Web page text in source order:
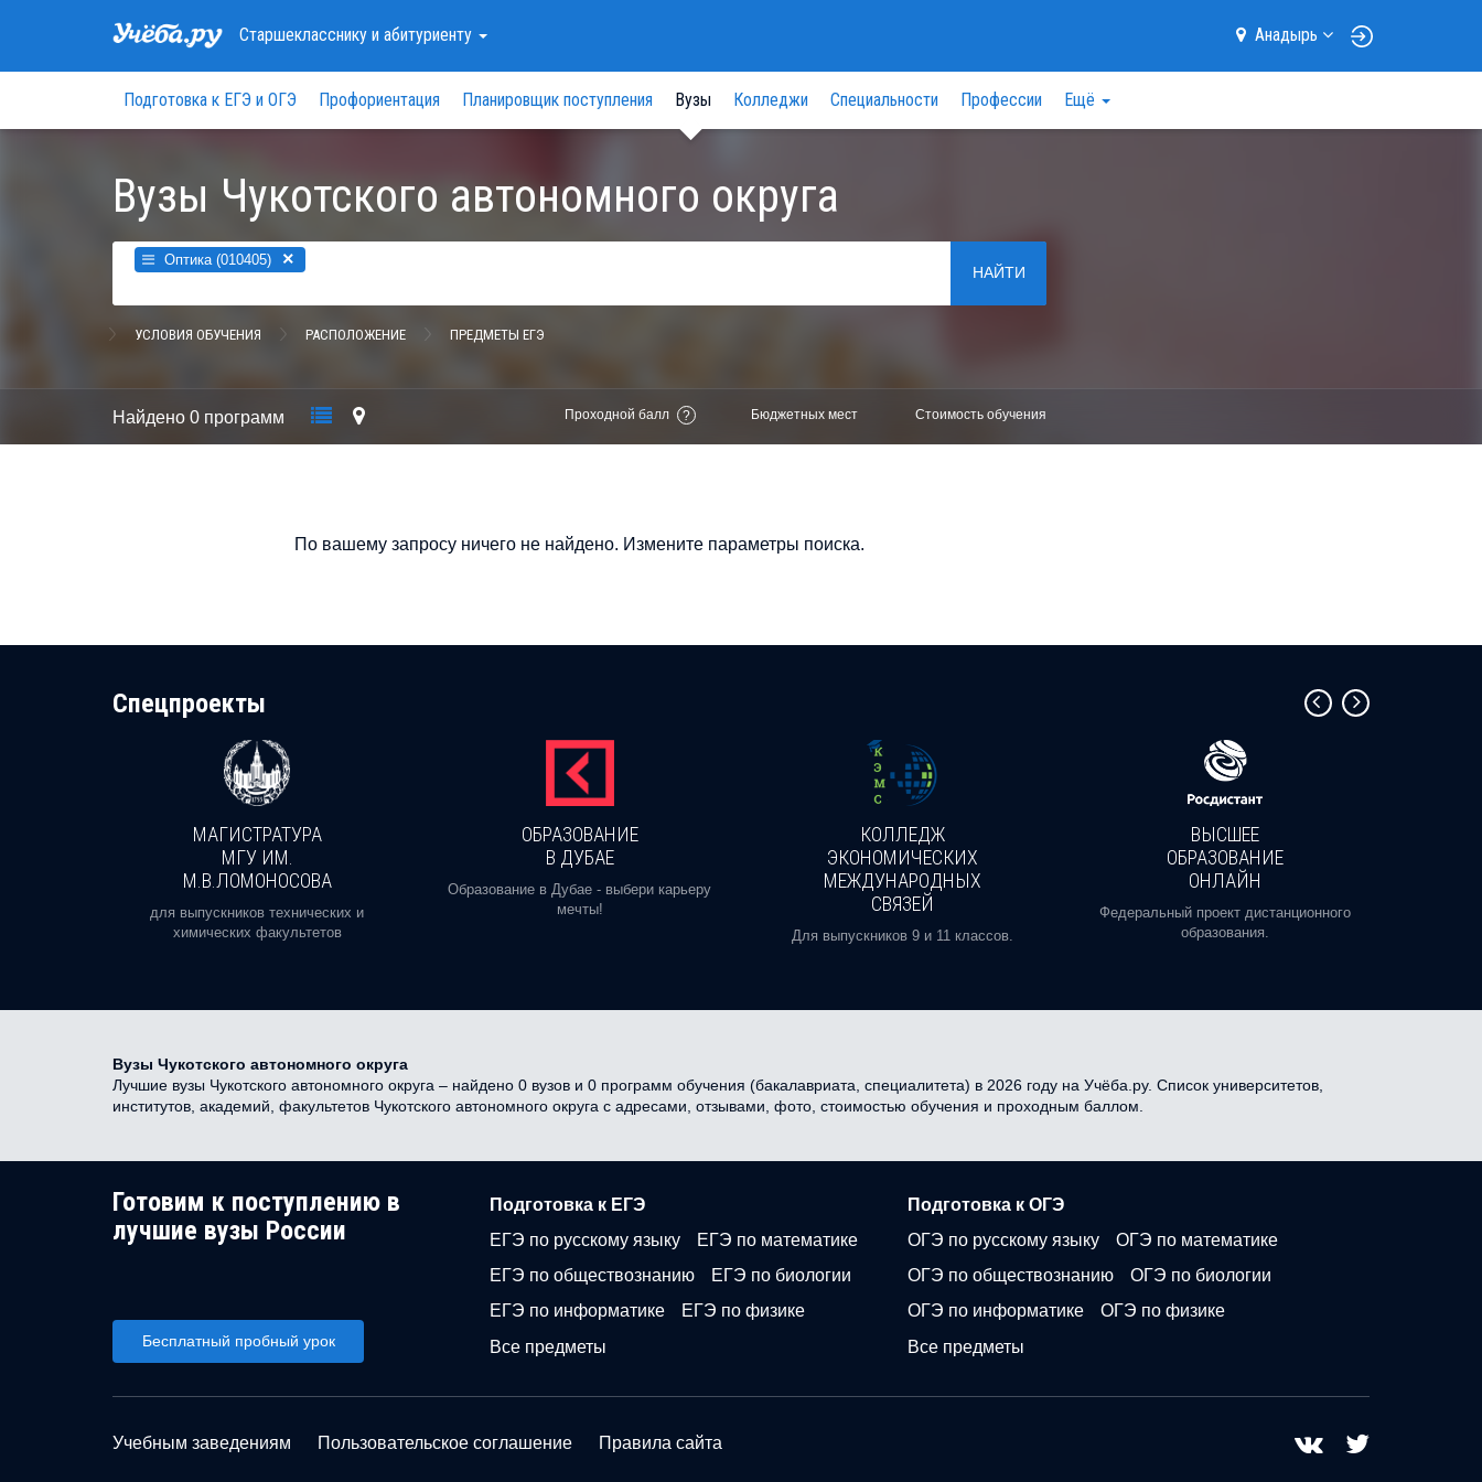
Старшеклассникуи абитуриенту Анадырь
Подготовка к ЕГЭ и ОГЭ Профориентация Планировщик поступления Вузы Колледжи Специальности Профессии Ещё
Вузы Чукотского автономного округа
Оптика (010405) ×
НАЙТИ
УСЛОВИЯ ОБУЧЕНИЯ РАСПОЛОЖЕНИЕ ПРЕДМЕТЫ ЕГЭ
Найдено 0 программ Проходной балл ? Бюджетных мест Стоимость обучения
По вашему запросу ничего не найдено. Измените параметры поиска.
Cпецпроекты
МАГИСТРАТУРА
МГУ ИМ.
М.В.ЛОМОНОСОВА
для выпускников технических и
химических факультетов
ОБРАЗОВАНИЕ
В ДУБАЕ
Образование в Дубае - выбери карьеру
мечты!
КОЛЛЕДЖ
ЭКОНОМИЧЕСКИХ
МЕЖДУНАРОДНЫХ
СВЯЗЕЙ
Для выпускников 9 и 11 классов.
ВЫСШЕЕ
ОБРАЗОВАНИЕ
ОНЛАЙН
Федеральный проект дистанционного
образования.
Вузы Чукотского автономного округа
Лучшие вузы Чукотского автономного округа – найдено 0 вузов и 0 программ обучения (бакалавриата, специалитета) в 2026 году на Учёба.ру. Список университетов,
институтов, академий, факультетов Чукотского автономного округа с адресами, отзывами, фото, стоимостью обучения и проходным баллом.
Готовим к поступлению в
лучшие вузы России
Бесплатный пробный урок
Подготовка к ЕГЭ
ЕГЭ по русскому языку
ЕГЭ по математике
ЕГЭ по обществознанию
ЕГЭ по биологии
ЕГЭ по информатике
ЕГЭ по физике
Все предметы
Подготовка к ОГЭ
ОГЭ по русскому языку
ОГЭ по математике
ОГЭ по обществознанию
ОГЭ по биологии
ОГЭ по информатике
ОГЭ по физике
Все предметы
Учебным заведениям Пользовательское соглашение Правила сайта